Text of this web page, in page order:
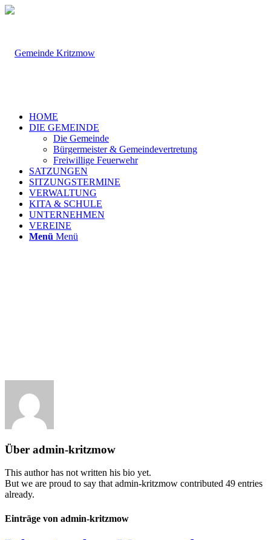
HOME
DIE GEMEINDE
Die Gemeinde
Bürgermeister & Gemeindevertretung
Freiwillige Feuerwehr
SATZUNGEN
SITZUNGSTERMINE
VERWALTUNG
KITA & SCHULE
UNTERNEHMEN
VEREINE
Menü Menü
Über admin-kritzmow
This author has not written his bio yet.
But we are proud to say thatadmin-kritzmow contributed 49 entries
already.
Einträge von admin-kritzmow